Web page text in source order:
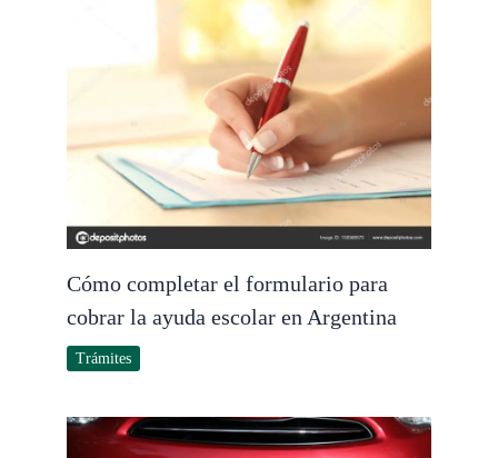
Cómo completar el formulario para
cobrar la ayuda escolar en Argentina
Trámites